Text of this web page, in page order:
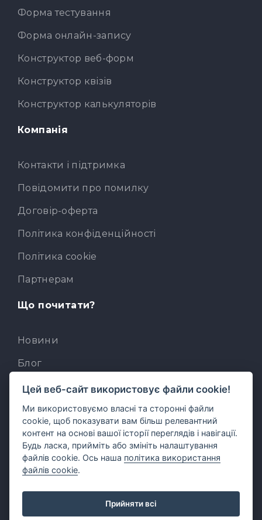
Форма тестування
Форма онлайн-запису
Конструктор веб-форм
Конструктор квізів
Конструктор калькуляторів
Компанія
Контакти і підтримка
Повідомити про помилку
Договір-оферта
Політика конфіденційності
Політика cookie
Партнерам
Що почитати?
Новини
Блог
База знань
Для розробників
Вбудований AI-асистент
MCP для AI-клієнтів
Цей веб-сайт використовує файли cookie!
Ми використовуємо власні та сторонні файли
cookie, щоб показувати вам більш релевантний
контент на основі вашої історії переглядів і навігації.
Будь ласка, прийміть або змініть налаштування
файлів cookie. Ось наша політика використання
файлів cookie.
Прийняти всі